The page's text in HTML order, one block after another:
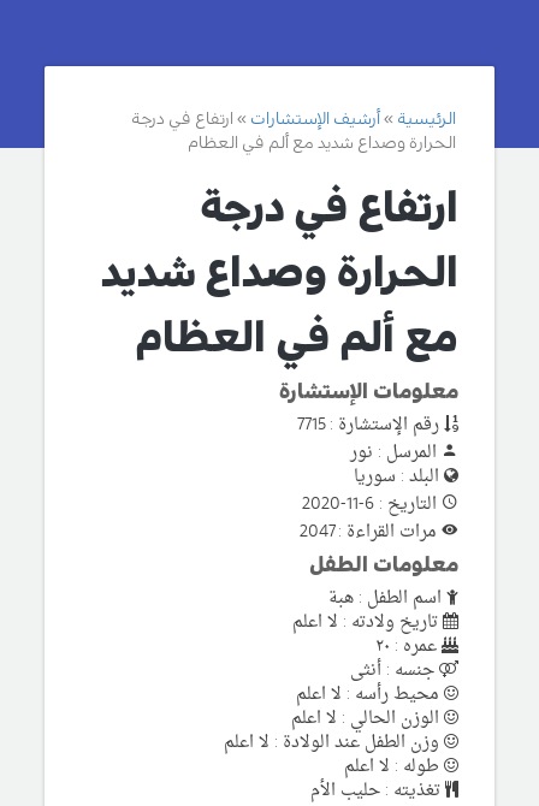
الرئيسية أرشيف الإستشارات
ارتفاع في درجة
الحرارة وصداع شديد مع ألم في العظام
ارتفاع في درجة
الحرارة وصداع شديد
مع ألم في العظام
معلومات الإستشارة
رقم الإستشارة : 7715
المرسل : نور
البلد : سوريا
التاريخ : 6-11-2020
مرات القراءة : 2047
معلومات الطفل
اسم الطفل : هبة
تاريخ ولادته : لا اعلم
عمره : ٢٠
جنسه : أنثى
محيط رأسه : لا اعلم
الوزن الحالي : لا اعلم
وزن الطفل عند الولادة : لا اعلم
طوله : لا اعلم
تغذيته : حليب الأم